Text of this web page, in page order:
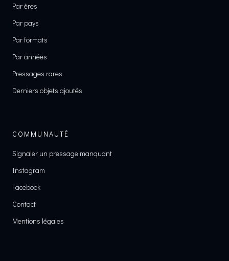
Par ères
Par pays
Par formats
Par années
Pressages rares
Derniers objets ajoutés
COMMUNAUTÉ
Signaler un pressage manquant
Instagram
Facebook
Contact
Mentions légales